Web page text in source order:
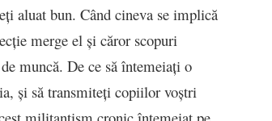
aluat bun. Când cineva se implică
merge el și căror scopuri
muncă. De ce să întemeiați o
și să transmiteți copiilor voștri